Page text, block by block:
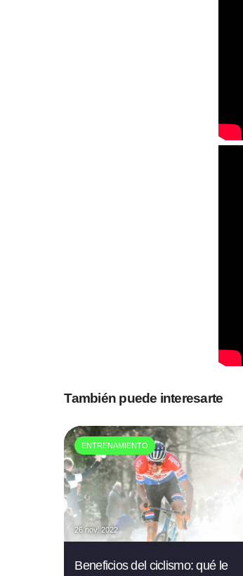
También puede interesarte
ENTRENAMIENTO
26 nov. 2022
Beneficios del ciclismo: qué le